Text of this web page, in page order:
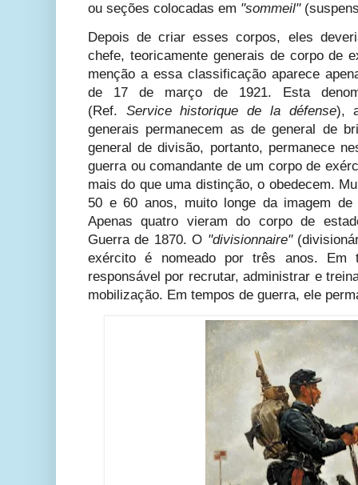
ou seções colocadas em "sommeil"
Depois de criar esses corpos, eles
chefe, teoricamente generais de corpo de
menção a essa classificação aparece
de 17 de março de 1921. Esta
(Ref. Service historique de la défense),
generais permanecem as de general de
general de divisão, portanto, permanece
guerra ou comandante de um corpo de
mais do que uma distinção, o obedecem.
50 e 60 anos, muito longe da imagem de
Apenas quatro vieram do corpo de
Guerra de 1870. O "divisionnaire"
exército é nomeado por três anos.
responsável por recrutar, administrar e
mobilização. Em tempos de guerra, ele